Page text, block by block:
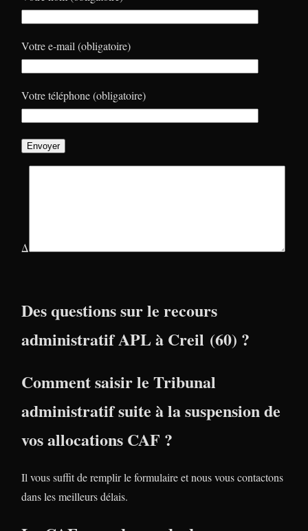
Votre e-mail (obligatoire)
Votre téléphone (obligatoire)
Δ
Des questions sur le recours
administratif APL à Creil (60) ?
Comment saisir le Tribunal
administratif suite à la suspension de
vos allocations CAF ?
Il vous suffit de remplir le formulaire et nous vous contactons
dans les meilleurs délais.